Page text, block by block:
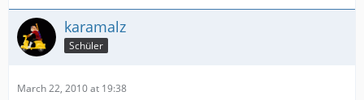
karamalz
Schüler
March 22, 2010 at 19:38